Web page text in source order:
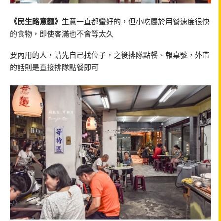
《民生路意麵》 生意一直都蠻好的，但小吃屬於用餐速度很快
的食物，即使客滿也不會等太久
要內用的人，請先自己找位子，之後排隊點餐、報桌號，外帶
的話則是直接排隊點餐即可